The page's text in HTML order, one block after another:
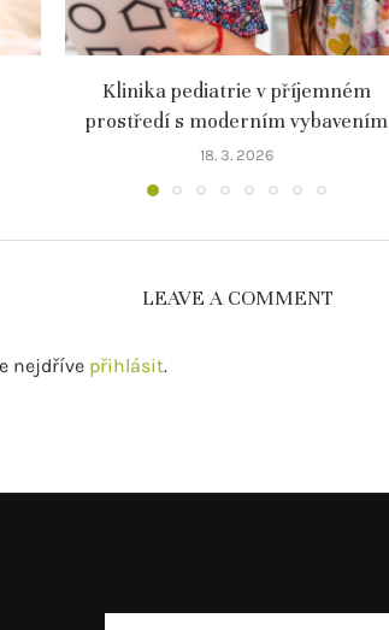
Klinika pediatrie v příjemném
prostředí s moderním vybavením
18. 3. 2026
LEAVE A COMMENT
nejdříve přihlásit.